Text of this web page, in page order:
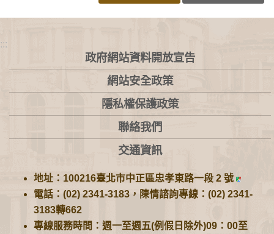
:::
政府網站資料開放宣告
網站安全政策
隱私權保護政策
聯絡我們
交通資訊
地址：100216臺北市中正區忠孝東路一段 2 號
電話：(02) 2341-3183，陳情諮詢專線：(02) 2341-
3183轉662
專線服務時間：週一至週五(例假日除外)09：00至